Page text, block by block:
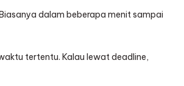
dalam beberapa menit sampai
tertentu. Kalau lewat deadline,